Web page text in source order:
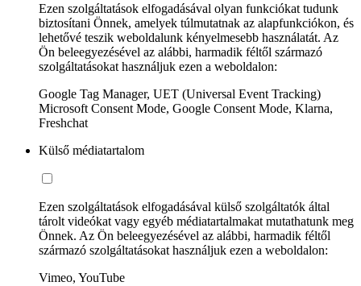
Ezen szolgáltatások elfogadásával olyan funkciókat tudunk
biztosítani Önnek, amelyek túlmutatnak az alapfunkciókon, és
lehetővé teszik weboldalunk kényelmesebb használatát. Az
Ön beleegyezésével az alábbi, harmadik féltől származó
szolgáltatásokat használjuk ezen a weboldalon:
Google Tag Manager, UET (Universal Event Tracking)
Microsoft Consent Mode, Google Consent Mode, Klarna,
Freshchat
Külső médiatartalom
Ezen szolgáltatások elfogadásával külső szolgáltatók által
tárolt videókat vagy egyéb médiatartalmakat mutathatunk meg
Önnek. Az Ön beleegyezésével az alábbi, harmadik féltől
származó szolgáltatásokat használjuk ezen a weboldalon:
Vimeo, YouTube